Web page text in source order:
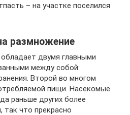
– на участке поселился
размножение
двумя главными
между собой:
Второй во многом
пищи. Насекомые
раньше других более
что прекрасно